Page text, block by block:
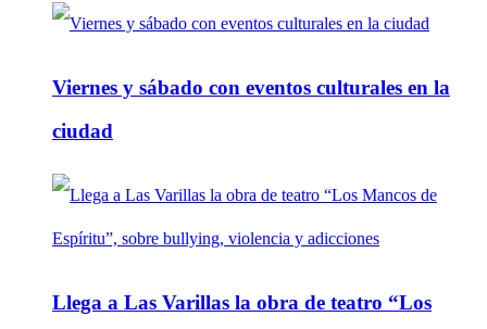
Viernes y sábado con eventos culturales en la
ciudad
Llega a Las Varillas la obra de teatro “Los